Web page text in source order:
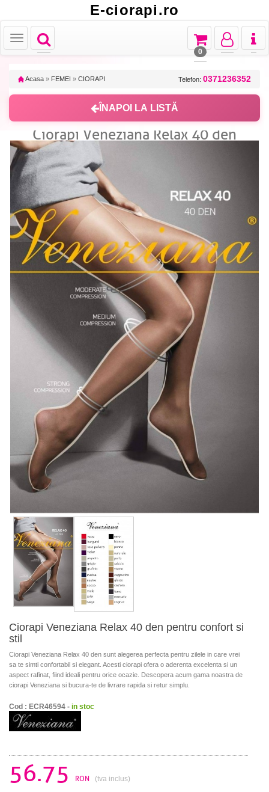
E-ciorapi.ro
Toggle
navigation
Toggle
Toggle
navigation
Toggle
navigation
Toggle
navigation
0
Acasa » FEMEI » CIORAPI Telefon: 0371236352
ÎNAPOI LA LISTĂ
Ciorapi Veneziana Relax 40 den
Ciorapi Veneziana Relax 40 den pentru confort si
stil
Ciorapi Veneziana Relax 40 den sunt alegerea perfecta pentru zilele in care vrei
sa te simti confortabil si elegant. Acesti ciorapi ofera o aderenta excelenta si un
aspect rafinat, fiind ideali pentru orice ocazie. Descopera acum gama noastra de
ciorapi Veneziana si bucura-te de livrare rapida si retur simplu.
Cod : ECR46594 - in stoc
56.75 RON (tva inclus)